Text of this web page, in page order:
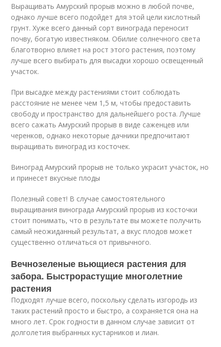
Выращивать Амурский прорыв можно в любой почве,
однако лучше всего подойдет для этой цели кислотный
грунт. Хуже всего данный сорт винограда переносит
почву, богатую известняком. Обилие солнечного света
благотворно влияет на рост этого растения, поэтому
лучше всего выбирать для высадки хорошо освещенный
участок.
При высадке между растениями стоит соблюдать
расстояние не менее чем 1,5 м, чтобы предоставить
свободу и пространство для дальнейшего роста. Лучше
всего сажать Амурский прорыв в виде саженцев или
черенков, однако некоторые дачники предпочитают
выращивать виноград из косточек.
Виноград Амурский прорыв не только украсит участок, но
и принесет вкусные плоды
Полезный совет! В случае самостоятельного
выращивания винограда Амурский прорыв из косточки
стоит понимать, что в результате вы можете получить
самый неожиданный результат, а вкус плодов может
существенно отличаться от привычного.
Вечнозеленые вьющиеся растения для
забора. Быстрорастущие многолетние
растения
Подходят лучше всего, поскольку сделать изгородь из
таких растений просто и быстро, а сохраняется она на
много лет. Срок годности в данном случае зависит от
долголетия выбранных кустарников и лиан.